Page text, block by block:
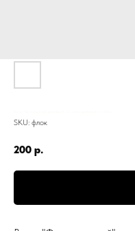
SKU: флок
200 р.